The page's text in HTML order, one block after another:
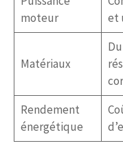
moteur
et
Matériaux
Rendement
énergétique